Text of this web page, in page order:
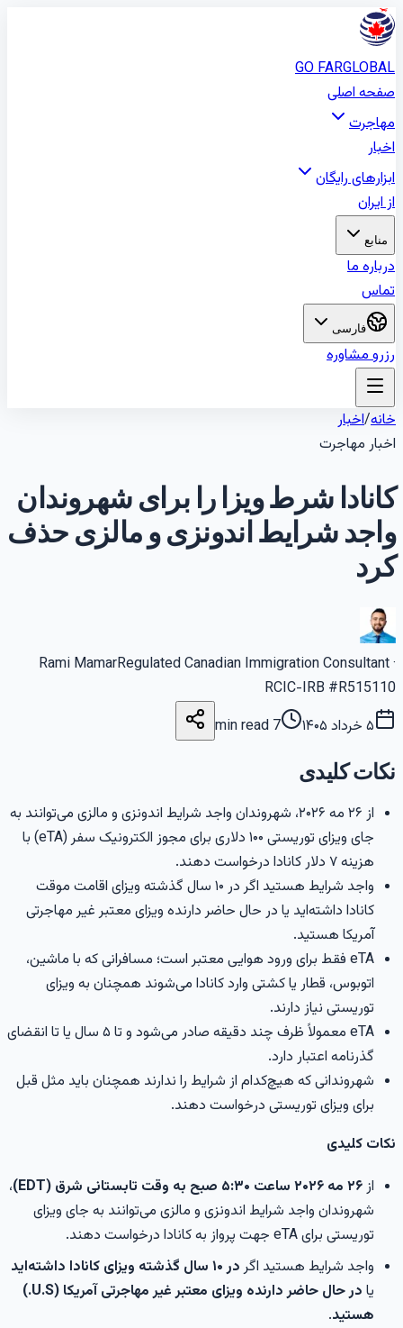
GO FARGLOBAL
صفحه اصلی
مهاجرت
اخبار
ابزارهای رایگان
از ایران
منابع
درباره ما
تماس
فارسی
رزرو مشاوره
/اخبار
مهاجرت
شرط ویزا را برای شهروندان
شرایط اندونزی و مالزی حذف
Rami MamarRegulated Canadian Immigration Consultant
RCIC-IRB
۵ خرداد ۱۴۰۵
7 min read
کلیدی
از ۲۶ مه ۲۰۲۶، شهروندان واجد شرایط اندونزی و مالزی می‌توانند به
جای ویزای توریستی ۱۰۰ دلاری برای مجوز الکترونیک سفر (eTA) با
هزینه ۷ دلار کانادا درخواست دهند.
واجد شرایط هستید اگر در ۱۰ سال گذشته ویزای اقامت موقت
کانادا داشته‌اید یا در حال حاضر دارنده ویزای معتبر غیر مهاجرتی
آمریکا هستید.
eTA فقط برای ورود هوایی معتبر است؛ مسافرانی که با ماشین،
اتوبوس، قطار یا کشتی وارد کانادا می‌شوند همچنان به ویزای
توریستی نیاز دارند.
eTA معمولاً ظرف چند دقیقه صادر می‌شود و تا ۵ سال یا تا انقضای
گذرنامه اعتبار دارد.
شهروندانی که هیچ‌کدام از شرایط را ندارند همچنان باید مثل قبل
برای ویزای توریستی درخواست دهند.
کلیدی
از۲۶ مه ۲۰۲۶ ساعت ۵:۳۰ صبح به وقت تابستانی شرق (EDT)
،
شهروندان واجد شرایط اندونزی و مالزی می‌توانند به جای ویزای
توریستی برای eTA جهت پرواز به کانادا درخواست دهند.
واجد شرایط هستید اگردر ۱۰ سال گذشته ویزای کانادا داشته‌اید
یا
در حال حاضر دارنده ویزای معتبر غیر مهاجرتی آمریکا (U.S.)
هستید.